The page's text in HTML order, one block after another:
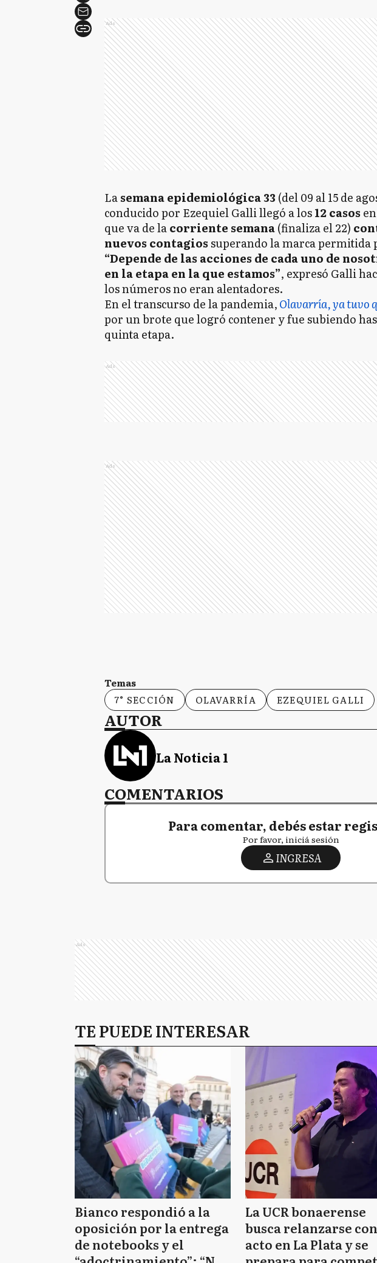
Ads
Lasemana epidemiológica 33 (del 09 al 15 de
conducido por Ezequiel Galli llegó a los12 casos
que va de lacorriente semana(finaliza el 22)
nuevos contagiossuperando la marca permitida
“Depende de las acciones de cada uno de
en la etapa en la que estamos”, expresó Galli
los números no eran alentadores.
En el transcurso de la pandemia,Olavarría, ya tuvo
por un brote que logró contener y fue subiendo
quinta etapa.
Ads
Ads
Temas
7° SECCIÓN
OLAVARRÍA EZEQUIEL GALLI
AUTOR
La Noticia 1
COMENTARIOS
Para comentar, debés estar
Por favor, iniciá sesión
INGRESA
Ads
TE PUEDE INTERESAR
Bianco respondió a la
oposición por la entrega
de notebooks y el
La UCR bonaerense
busca relanzarse
acto en La Plata y se